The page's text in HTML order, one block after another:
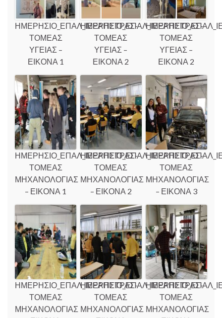
ΗΜΕΡΗΣΙΟ_ΕΠΑΛ_ΙΕΡΑΠΕΤΡΑΣ-
ΤΟΜΕΑΣ
ΥΓΕΙΑΣ –
ΕΙΚΟΝΑ 1
ΗΜΕΡΗΣΙΟ_ΕΠΑΛ_ΙΕΡΑΠΕΤΡΑΣ-
ΤΟΜΕΑΣ
ΥΓΕΙΑΣ –
ΕΙΚΟΝΑ 2
ΤΟΜΕΑΣ
ΥΓΕΙΑΣ –
ΕΙΚΟΝΑ 2
ΗΜΕΡΗΣΙΟ_ΕΠΑΛ_ΙΕΡΑΠΕΤΡΑΣ-
ΤΟΜΕΑΣ
ΜΗΧΑΝΟΛΟΓΙΑΣ
– ΕΙΚΟΝΑ 1
ΗΜΕΡΗΣΙΟ_ΕΠΑΛ_ΙΕΡΑΠΕΤΡΑΣ-
ΤΟΜΕΑΣ
ΜΗΧΑΝΟΛΟΓΙΑΣ
– ΕΙΚΟΝΑ 2
ΤΟΜΕΑΣ
ΜΗΧΑΝΟΛΟΓΙΑΣ
– ΕΙΚΟΝΑ 3
ΗΜΕΡΗΣΙΟ_ΕΠΑΛ_ΙΕΡΑΠΕΤΡΑΣ-
ΤΟΜΕΑΣ
ΜΗΧΑΝΟΛΟΓΙΑΣ
ΗΜΕΡΗΣΙΟ_ΕΠΑΛ_ΙΕΡΑΠΕΤΡΑΣ-
ΤΟΜΕΑΣ
ΜΗΧΑΝΟΛΟΓΙΑΣ
ΤΟΜΕΑΣ
ΜΗΧΑΝΟΛΟΓΙΑΣ